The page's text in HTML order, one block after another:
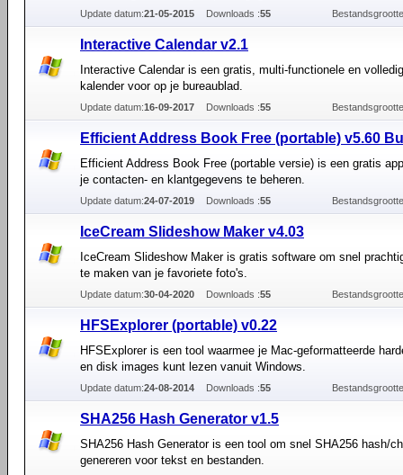
Update datum:21-05-2015 Downloads :55
Interactive Calendar v2.1
Interactive Calendar is een gratis, multi-functionele en
kalender voor op je bureaublad.
Update datum:16-09-2017 Downloads :55
Efficient Address Book Free (portable) v5.60
Efficient Address Book Free (portable versie) is een gratis
je contacten- en klantgegevens te beheren.
Update datum:24-07-2019 Downloads :55
IceCream Slideshow Maker v4.03
IceCream Slideshow Maker is gratis software om snel
te maken van je favoriete foto's.
Update datum:30-04-2020 Downloads :55
HFSExplorer (portable) v0.22
HFSExplorer is een tool waarmee je Mac-geformatteerde
en disk images kunt lezen vanuit Windows.
Update datum:24-08-2014 Downloads :55
SHA256 Hash Generator v1.5
SHA256 Hash Generator is een tool om snel SHA256 hash/
genereren voor tekst en bestanden.